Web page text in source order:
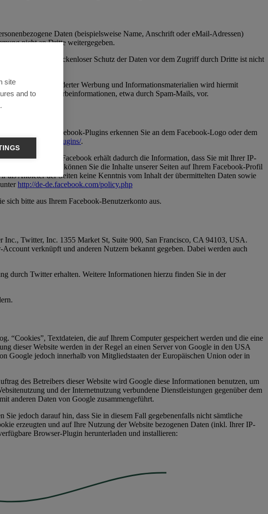
Daten (beispielsweise Name, Anschrift oder eMail-Adressen)
nicht an Dritte weitergegeben.
kann. Ein lückenloser Schutz der Daten vor dem Zugriff durch Dritte ist nicht
angeforderter Werbung und Informationsmaterialien wird hiermit
von Werbeinformationen, etwa durch Spam-Mails, vor.
Die Facebook-Plugins erkennen Sie an dem Facebook-Logo oder dem
docs/plugins/.
hergestellt. Facebook erhält dadurch die Information, dass Sie mit Ihrer IP-
eingeloggt sind, können Sie die Inhalte unserer Seiten auf Ihrem Facebook-Profil
als Anbieter der Seiten keine Kenntnis vom Inhalt der übermittelten Daten sowie
http://de-de.facebook.com/policy.php
sich bitte aus Ihrem Facebook-Benutzerkonto aus.
Inc., Twitter, Inc. 1355 Market St, Suite 900, San Francisco, CA 94103, USA.
verknüpft und anderen Nutzern bekannt gegeben. Dabei werden auch
durch Twitter erhalten. Weitere Informationen hierzu finden Sie in der
“Cookies”, Textdateien, die auf Ihrem Computer gespeichert werden und die eine
dieser Website werden in der Regel an einen Server von Google in den USA
Google jedoch innerhalb von Mitgliedstaaten der Europäischen Union oder in
des Betreibers dieser Website wird Google diese Informationen benutzen, um
und der Internetnutzung verbundene Dienstleistungen gegenüber dem
anderen Daten von Google zusammengeführt.
jedoch darauf hin, dass Sie in diesem Fall gegebenenfalls nicht sämtliche
erzeugten und auf Ihre Nutzung der Website bezogenen Daten (inkl. Ihrer IP-
Browser-Plugin herunterladen und installieren:
site
and to